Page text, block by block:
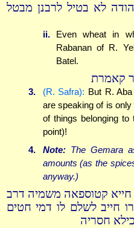
לא בטיל לרבנן מבטל
ii.
Even wheat in
Rabanan of R.
Batel.
קאמרת
3. (R. Safra): But R.
are speaking of is
of things belonging
point)!
4.
Note:The Gemara
amounts (as the
anyway.)
קטוספאה משמיה דרב
חייב לשלם לו דמי חטים
חסריה